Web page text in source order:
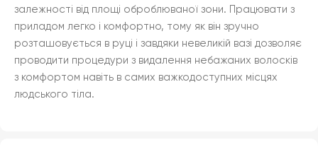
залежності від площі оброблюваної зони. Працювати з
приладом легко і комфортно, тому як він зручно
розташовується в руці і завдяки невеликій вазі дозволяє
проводити процедури з видалення небажаних волосків
з комфортом навіть в самих важкодоступних місцях
людського тіла.